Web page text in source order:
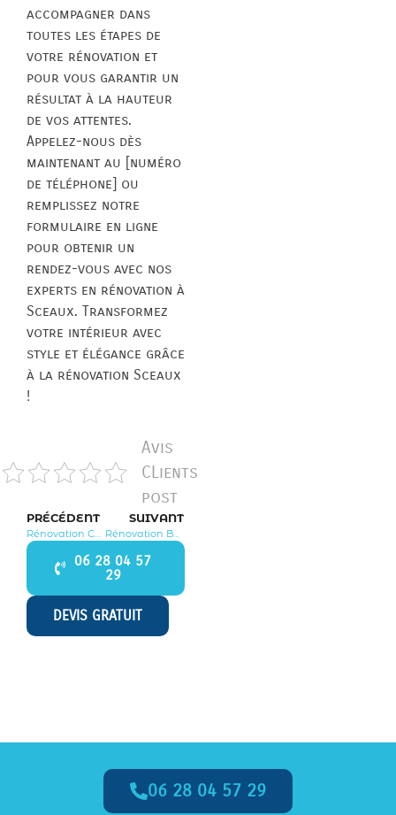
Appelez-Nous dès Maintenant
accompagner dans
toutes les étapes de
votre rénovation et
pour vous garantir un
résultat à la hauteur
de vos attentes.
Appelez-nous dès
maintenant au [numéro
de téléphone] ou
remplissez notre
formulaire en ligne
pour obtenir un
rendez-vous avec nos
experts en rénovation à
Sceaux. Transformez
votre intérieur avec
style et élégance grâce
à la rénovation Sceaux
!
Avis
CLients
post
PRÉCÉDENT
Rénovation Châtillon 92320
SUIVANT
Rénovation Bourg la Reine 92340
06 28 04 57
29
DEVIS GRATUIT
06 28 04 57 29